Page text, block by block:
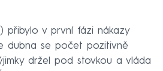
přibylo v první fázi nákazy
dubna se počet pozitivně
držel pod stovkou a vláda